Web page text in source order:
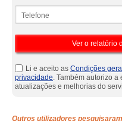
Li e aceito as Condições
privacidade. Também autorizo
atualizações e melhorias do
Outros utilizadores pesquisaram